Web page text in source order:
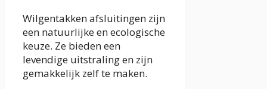
Wilgentakken afsluitingen zijn
een natuurlijke en ecologische
keuze. Ze bieden een
levendige uitstraling en zijn
gemakkelijk zelf te maken.